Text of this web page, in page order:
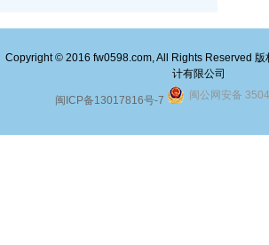
Copyright © 2016 fw0598.com, All Rights Reserved 版
计有限公司
闽ICP备13017816号-7 闽公网安备